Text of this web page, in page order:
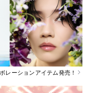
レーションアイテム発売！